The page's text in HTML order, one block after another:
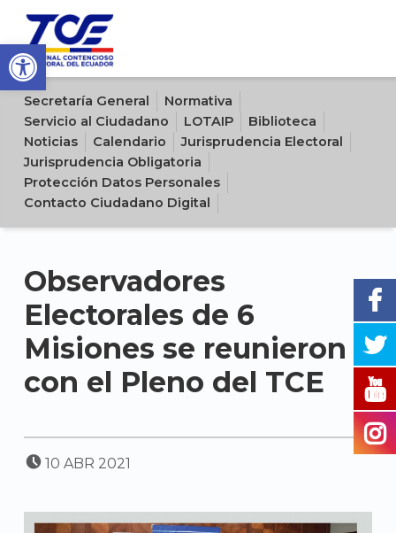
Open toolbar
Sitio oficial del Tribunal Contencioso Electoral del Ecuador
Secretaría General
Normativa
Servicio al Ciudadano
LOTAIP
Biblioteca
Noticias
Calendario
Jurisprudencia Electoral
Jurisprudencia Obligatoria
Protección Datos Personales
Contacto Ciudadano Digital
Observadores
Electorales de 6
Misiones se reunieron
con el Pleno del TCE
POSTED ON:
10 ABR 2021